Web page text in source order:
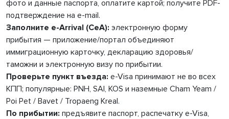
фото и данные паспорта, оплатите картой; получите PDF-
подтверждение на e-mail.
Заполните e-Arrival (CeA): электронную форму
прибытия — приложение/портал объединяют
иммиграционную карточку, декларацию здоровья/
таможни и электронную визу по прибытии.
Проверьте пункт въезда: e-Visa принимают не во всех
КПП; популярные: PNH, SAI, KOS и наземные Cham Yeam /
Poi Pet / Bavet / Tropaeng Kreal.
По прибытии: предъявите паспорт, распечатку e-Visa,